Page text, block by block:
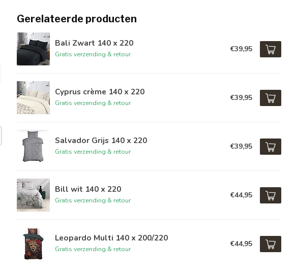
Gerelateerde producten
Bali Zwart 140 x 220
Gratis verzending & retour
€39,95
Cyprus crème 140 x 220
Gratis verzending & retour
€39,95
Salvador Grijs 140 x 220
Gratis verzending & retour
€39,95
Bill wit 140 x 220
Gratis verzending & retour
€44,95
Leopardo Multi 140 x 200/220
Gratis verzending & retour
€44,95